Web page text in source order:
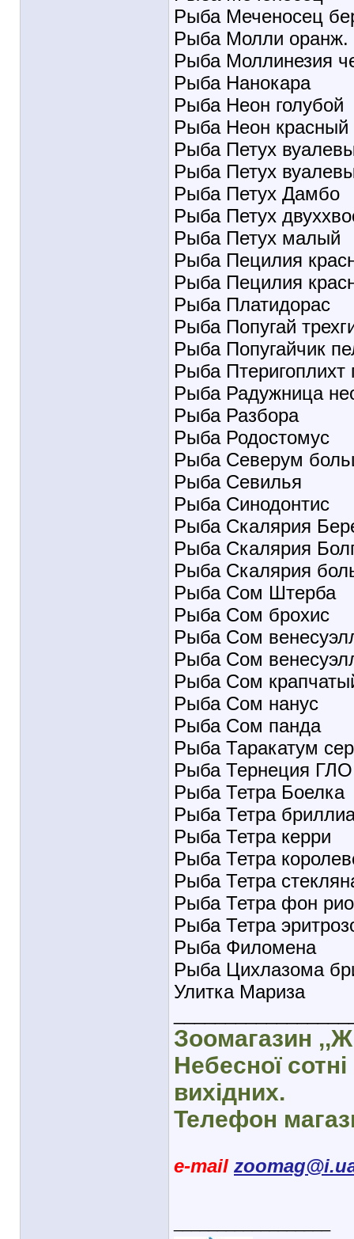
Рыба Меченосец
Рыба Молли оранж.
Рыба Моллинезия
Рыба Нанокара
Рыба Неон голубой
Рыба Неон красный
Рыба Петух
Рыба Петух
Рыба Петух Дамбо
Рыба Петух
Рыба Петух малый
Рыба Пецилия
Рыба Пецилия
Рыба Платидорас
Рыба Попугай
Рыба Попугайчик
Рыба Птеригоплихт
Рыба Радужница
Рыба Разбора
Рыба Родостомус
Рыба Северум
Рыба Севилья
Рыба Синодонтис
Рыба Скалярия
Рыба Скалярия
Рыба Скалярия
Рыба Сом Штерба
Рыба Сом брохис
Рыба Сом
Рыба Сом
Рыба Сом
Рыба Сом нанус
Рыба Сом панда
Рыба Таракатум
Рыба Тернеция ГЛО
Рыба Тетра Боелка
Рыба Тетра
Рыба Тетра керри
Рыба Тетра
Рыба Тетра
Рыба Тетра фон рио
Рыба Тетра
Рыба Филомена
Рыба Цихлазома
Улитка Мариза
Зоомагазин
Небесної
вихідних.
Телефон
e-mail